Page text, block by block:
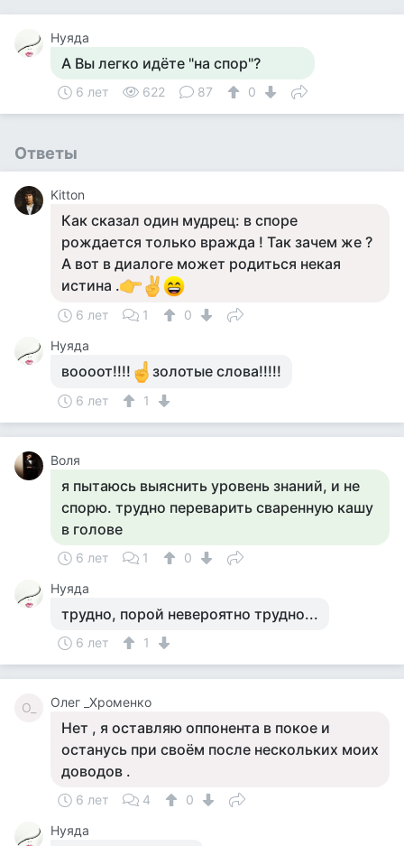
Нуяда
А Вы легко идёте "на спор"?
6 лет 622 87 0
Ответы
Kitton
Как сказал один мудрец: в споре
рождается только вражда ! Так зачем же ?
А вот в диалоге может родиться некая
истина .
6 лет 1
0
Нуяда
воооот!!!! золотые слова!!!!!
6 лет 1
Воля
я пытаюсь выяснить уровень знаний, и не
спорю. трудно переварить сваренную кашу
в голове
6 лет 1
0
Нуяда
трудно, порой невероятно трудно...
6 лет 1
О_ Олег _Хроменко
Нет , я оставляю оппонента в покое и
останусь при своём после нескольких моих
доводов .
6 лет 4
0
Нуяда